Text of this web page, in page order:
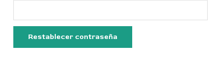
Restablecer contraseña